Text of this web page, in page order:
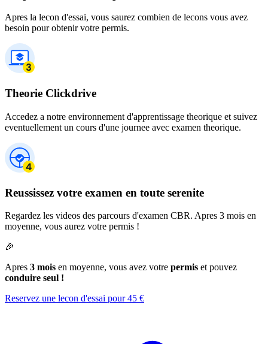
Apres la lecon d'essai, vous saurez combien de lecons vous avez
besoin pour obtenir votre permis.
Theorie Clickdrive
Accedez a notre environnement d'apprentissage theorique et suivez
eventuellement un cours d'une journee avec examen theorique.
Reussissez votre examen en toute serenite
Regardez les videos des parcours d'examen CBR. Apres 3 mois en
moyenne, vous aurez votre permis !
🎉
Apres 3 mois en moyenne, vous avez votre permis et pouvez
conduire seul !
Reservez une lecon d'essai pour 45 €